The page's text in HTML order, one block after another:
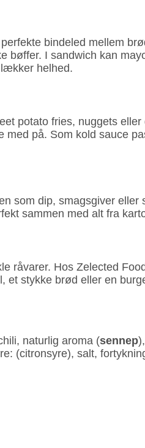
bindeled mellem
bøffer. I sandwich kan
helhed.
potato fries, nuggets
på. Som kold sauce
som dip, smagsgiver
sammen med alt fra
råvarer. Hos Zelected
stykke brød eller en
naturlig aroma (sennep
(citronsyre), salt,